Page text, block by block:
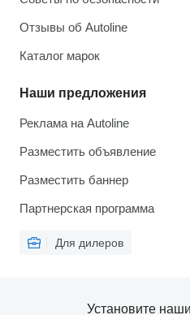
Отзывы об Autoline
Каталог марок
Наши предложения
Реклама на Autoline
Разместить объявление
Разместить баннер
Партнерская программа
Для дилеров
Установите